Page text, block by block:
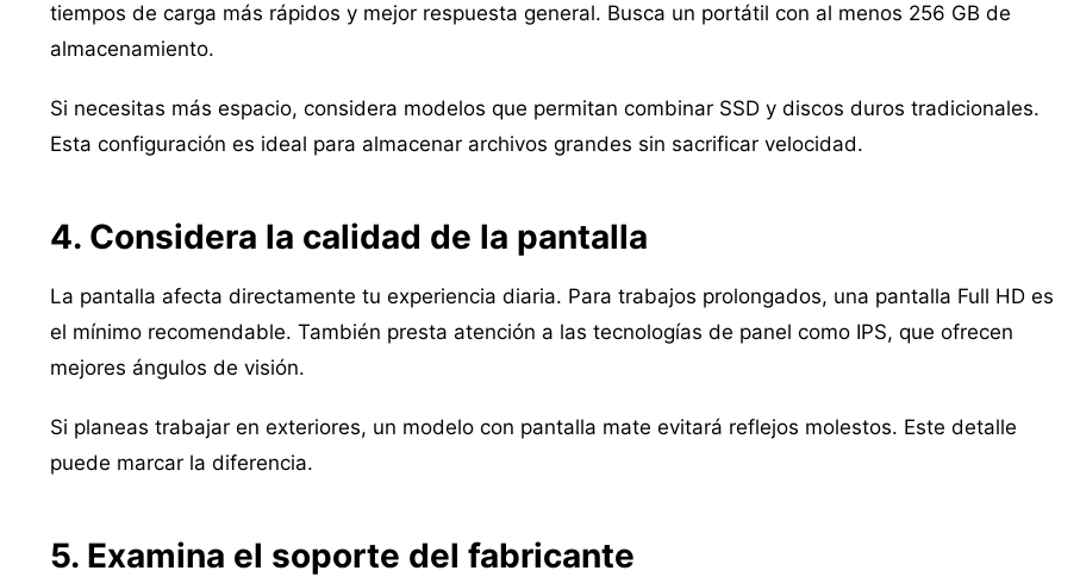
tiempos de carga más rápidos y mejor respuesta general. Busca un portátil con al menos 256 GB de
almacenamiento.
Si necesitas más espacio, considera modelos que permitan combinar SSD y discos duros tradicionales.
Esta configuración es ideal para almacenar archivos grandes sin sacrificar velocidad.
4. Considera la calidad de la pantalla
La pantalla afecta directamente tu experiencia diaria. Para trabajos prolongados, una pantalla Full HD es
el mínimo recomendable. También presta atención a las tecnologías de panel como IPS, que ofrecen
mejores ángulos de visión.
Si planeas trabajar en exteriores, un modelo con pantalla mate evitará reflejos molestos. Este detalle
puede marcar la diferencia.
5. Examina el soporte del fabricante